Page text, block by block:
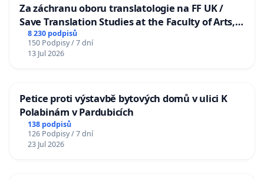
Za záchranu oboru translatologie na FF UK /
Save Translation Studies at the Faculty of Arts,
Charles University
8 230 podpisů
150 Podpisy / 7 dní
13 Jul 2026
Petice proti výstavbě bytových domů v ulici K
Polabinám v Pardubicích
138 podpisů
126 Podpisy / 7 dní
23 Jul 2026